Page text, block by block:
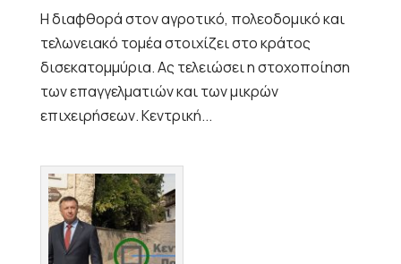
Η διαφθορά στον αγροτικό, πολεοδομικό και
τελωνειακό τομέα στοιχίζει στο κράτος
δισεκατομμύρια. Ας τελειώσει η στοχοποίηση
των επαγγελματιών και των μικρών
επιχειρήσεων. Κεντρική...